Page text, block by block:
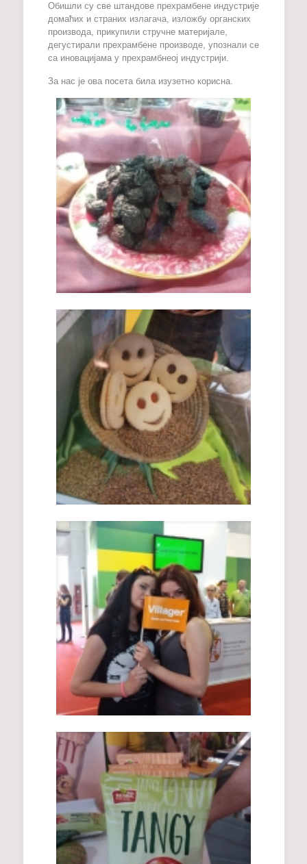
Обишли су све штандове прехрамбене индустрије
домаћих и страних излагача, изложбу органских
производа, прикупили стручне материјале,
дегустирали прехрамбене производе, упознали се
са иновацијама у прехрамбнеој индустрији.
За нас је ова посета била изузетно корисна.